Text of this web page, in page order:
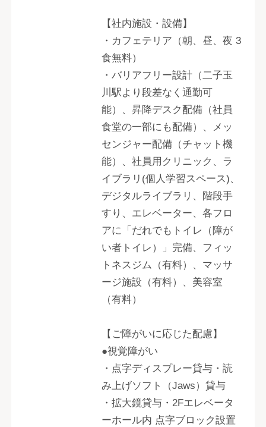
【社内施設・設備】
・カフェテリア（朝、昼、夜 3
食無料）
・バリアフリー設計（二子玉
川駅より段差なく通勤可
能）、昇降デスク配備（社員
食堂の一部にも配備）、メッ
センジャー配備（チャット機
能）、社員用クリニック、ラ
イブラリ(個人学習スペース)、
デジタルライブラリ、階段手
すり、エレベーター、各フロ
アに「だれでもトイレ（障が
い者トイレ）」完備、フィッ
トネスジム（有料）、マッサ
ージ施設（有料）、美容室
（有料）
【ご障がいに応じた配慮】
●視覚障がい
・点字ディスプレー貸与・読
み上げソフト（Jaws）貸与
・拡大鏡貸与・2Fエレベータ
ーホール内 点字ブロック設置